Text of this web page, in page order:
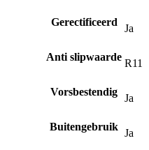
Gerectificeerd
Ja
Anti slipwaarde
R11
Vorsbestendig
Ja
Buitengebruik
Ja